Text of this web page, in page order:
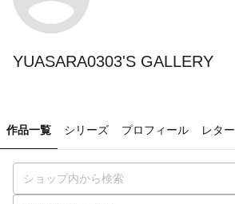
YUASARA0303'S GALLERY
作品一覧 シリーズ プロフィール レター